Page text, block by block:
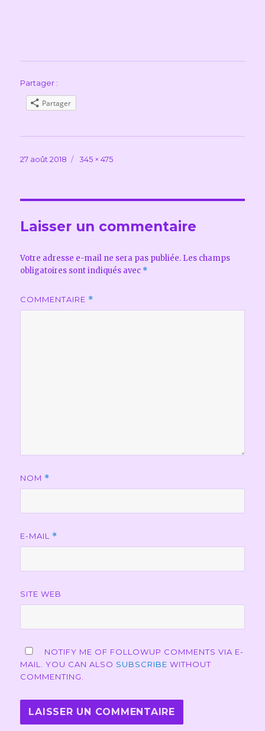
Partager :
Partager
Publié
27 août 2018
Taille
345 × 475
Laisser un commentaire
Votre adresse e-mail ne sera pas publiée. Les champs
obligatoires sont indiqués avec *
COMMENTAIRE *
NOM *
E-MAIL *
SITE WEB
NOTIFY ME OF FOLLOWUP COMMENTS VIA E-
MAIL. YOU CAN ALSO SUBSCRIBE WITHOUT
COMMENTING.